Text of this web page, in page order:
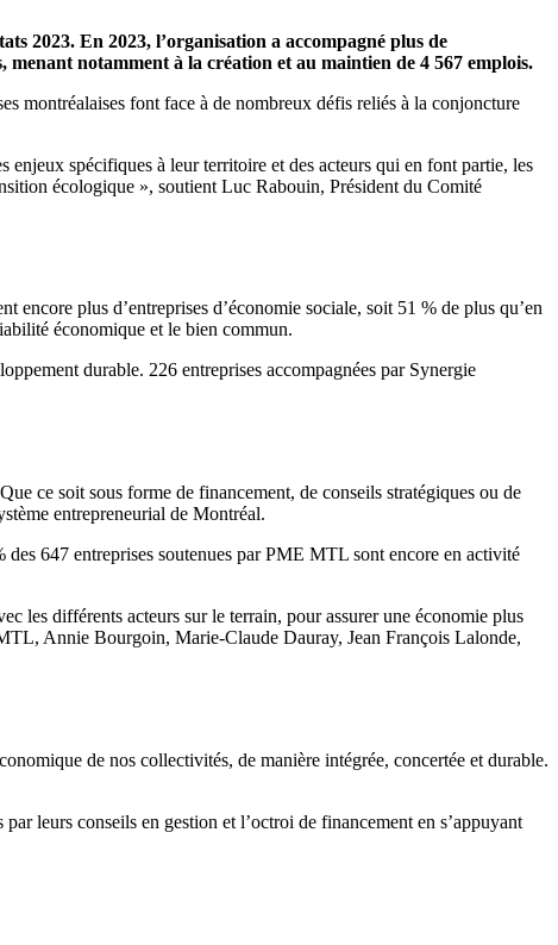
2023. En 2023, l’organisation a accompagné plus de
menant notamment à la création et au maintien de 4 567 emplois.
montréalaises font face à de nombreux défis reliés à la conjoncture
spécifiques à leur territoire et des acteurs qui en font partie, les
écologique », soutient Luc Rabouin, Président du Comité
plus d’entreprises d’économie sociale, soit 51 % de plus qu’en
économique et le bien commun.
durable. 226 entreprises accompagnées par Synergie
ce soit sous forme de financement, de conseils stratégiques ou de
entrepreneurial de Montréal.
647 entreprises soutenues par PME MTL sont encore en activité
les différents acteurs sur le terrain, pour assurer une économie plus
Annie Bourgoin, Marie-Claude Dauray, Jean François Lalonde,
de nos collectivités, de manière intégrée, concertée et durable.
leurs conseils en gestion et l’octroi de financement en s’appuyant